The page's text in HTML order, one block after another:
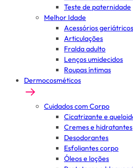
Teste de paternidade
Melhor Idade
Acessórios geriátricos
Articulações
Fralda adulto
Lenços umidecidos
Roupas íntimas
Dermocosméticos
Cuidados com Corpo
Cicatrizante e
Cremes e hidratantes
Desodorantes
Esfoliantes corpo
Óleos e loções